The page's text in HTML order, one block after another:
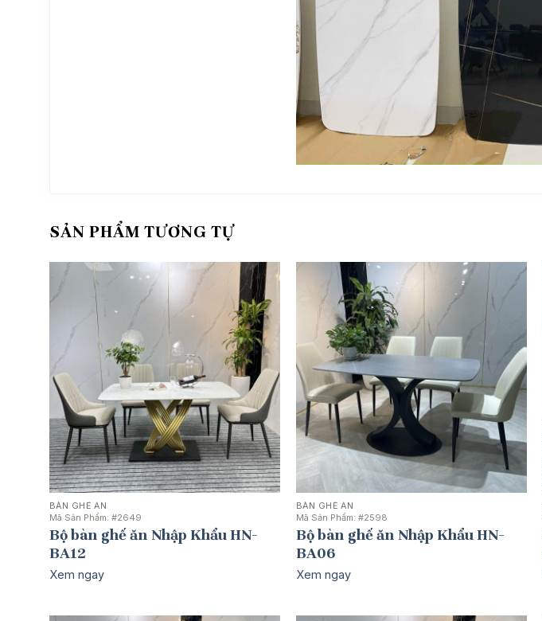
SẢN PHẨM TƯƠNG TỰ
BÀN GHẾ ĂN
Mã Sản Phẩm: #2649
Bộ bàn ghế ăn Nhập Khẩu HN-
BA12
Xem ngay
BÀN GHẾ ĂN
Mã Sản Phẩm: #2598
Bộ bàn ghế ăn Nhập Khẩu HN-
BA06
Xem ngay